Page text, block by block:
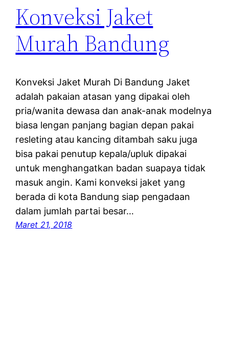
Konveksi Jaket
Murah Bandung
Konveksi Jaket Murah Di Bandung Jaket
adalah pakaian atasan yang dipakai oleh
pria/wanita dewasa dan anak-anak modelnya
biasa lengan panjang bagian depan pakai
resleting atau kancing ditambah saku juga
bisa pakai penutup kepala/upluk dipakai
untuk menghangatkan badan suapaya tidak
masuk angin. Kami konveksi jaket yang
berada di kota Bandung siap pengadaan
dalam jumlah partai besar…
Maret 21, 2018